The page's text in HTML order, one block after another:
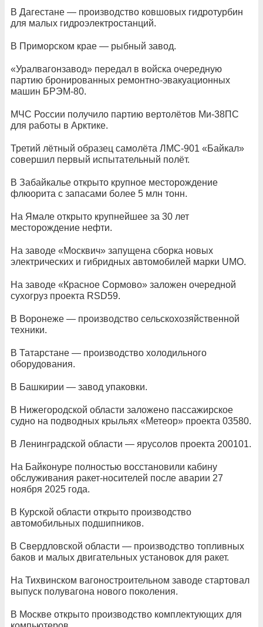
В Дагестане — производство ковшовых гидротурбин
для малых гидроэлектростанций.
В Приморском крае — рыбный завод.
«Уралвагонзавод» передал в войска очередную
партию бронированных ремонтно-эвакуационных
машин БРЭМ-80.
МЧС России получило партию вертолётов Ми-38ПС
для работы в Арктике.
Третий лётный образец самолёта ЛМС-901 «Байкал»
совершил первый испытательный полёт.
В Забайкалье открыто крупное месторождение
флюорита с запасами более 5 млн тонн.
На Ямале открыто крупнейшее за 30 лет
месторождение нефти.
На заводе «Москвич» запущена сборка новых
электрических и гибридных автомобилей марки UMO.
На заводе «Красное Сормово» заложен очередной
сухогруз проекта RSD59.
В Воронеже — производство сельскохозяйственной
техники.
В Татарстане — производство холодильного
оборудования.
В Башкирии — завод упаковки.
В Нижегородской области заложено пассажирское
судно на подводных крыльях «Метеор» проекта 03580.
В Ленинградской области — ярусолов проекта 200101.
На Байконуре полностью восстановили кабину
обслуживания ракет-носителей после аварии 27
ноября 2025 года.
В Курской области открыто производство
автомобильных подшипников.
В Свердловской области — производство топливных
баков и малых двигательных установок для ракет.
На Тихвинском вагоностроительном заводе стартовал
выпуск полувагона нового поколения.
В Москве открыто производство комплектующих для